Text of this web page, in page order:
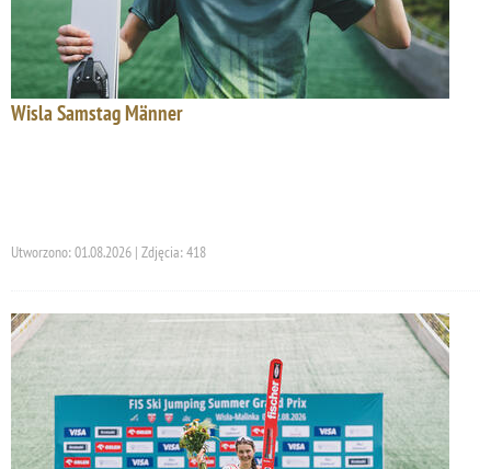
Wisla Samstag Männer
Utworzono: 01.08.2026 | Zdjęcia: 418